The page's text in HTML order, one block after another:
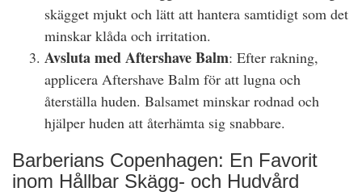
skägget mjukt och lätt att hantera samtidigt som det
minskar klåda och irritation.
Avsluta med Aftershave Balm: Efter rakning,
applicera Aftershave Balm för att lugna och
återställa huden. Balsamet minskar rodnad och
hjälper huden att återhämta sig snabbare.
Barberians Copenhagen: En Favorit
inom Hållbar Skägg- och Hudvård